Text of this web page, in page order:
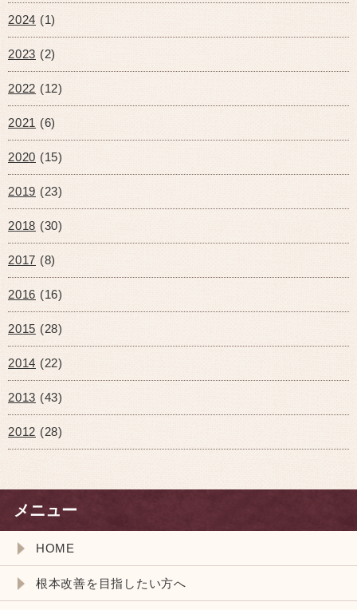
2024 (1)
2023 (2)
2022 (12)
2021 (6)
2020 (15)
2019 (23)
2018 (30)
2017 (8)
2016 (16)
2015 (28)
2014 (22)
2013 (43)
2012 (28)
メニュー
HOME
根本改善を目指したい方へ